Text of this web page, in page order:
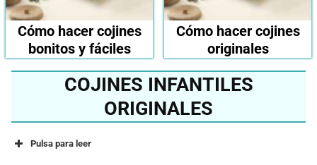
Cómo hacer cojines
bonitos y fáciles
Cómo hacer cojines
originales
COJINES INFANTILES
ORIGINALES
Pulsa para leer